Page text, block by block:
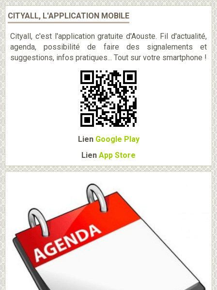
CITYALL, L'APPLICATION MOBILE
Cityall, c'est l'application gratuite d'Aouste. Fil d'actualité,
agenda, possibilité de faire des signalements et
suggestions, infos pratiques... Tout sur votre smartphone !
Lien Google Play
Lien App Store